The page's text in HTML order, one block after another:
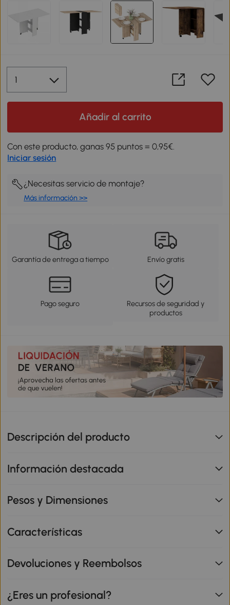
Añadir al carrito
Con este producto, ganas 95 puntos = 0,95€.
Iniciar sesión
¿Necesitas servicio de montaje?
Más información >>
Garantía de entrega a tiempo Envío gratis
Pago seguro
Recursos de seguridad y
productos
Descripción del producto
Información destacada
Pesos y Dimensiones
Características
Devoluciones y Reembolsos
¿Eres un profesional?